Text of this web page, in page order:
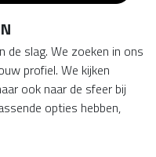
de slag. We zoeken in ons
profiel. We kijken
ook naar de sfeer bij
opties hebben,